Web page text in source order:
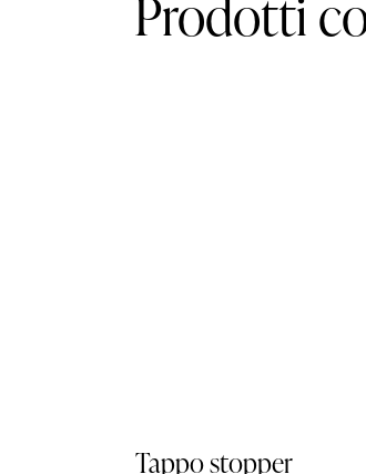
Prodotti
Tappo stopper